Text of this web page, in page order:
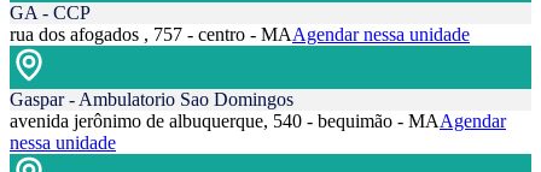
GA - CCP
rua dos afogados , 757 - centro - MAAgendar nessa unidade
Gaspar - Ambulatorio Sao Domingos
avenida jerônimo de albuquerque, 540 - bequimão - MAAgendar
nessa unidade